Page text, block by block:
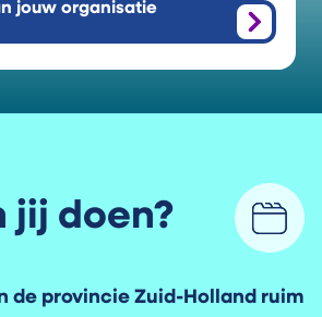
jouw organisatie
jij doen?
de provincie Zuid-Holland ruim